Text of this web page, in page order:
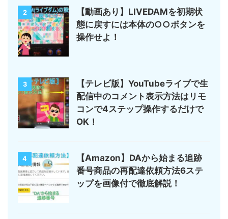
2
【動画あり】LIVEDAMを初期状
態に戻すには本体の○○ボタンを
操作せよ！
3
【テレビ版】YouTubeライブで生
配信中のコメント表示方法はリモ
コンで4ステップ操作するだけで
OK！
4
【Amazon】DAから始まる追跡
番号商品の再配達依頼方法6ステ
ップを画像付で徹底解説！